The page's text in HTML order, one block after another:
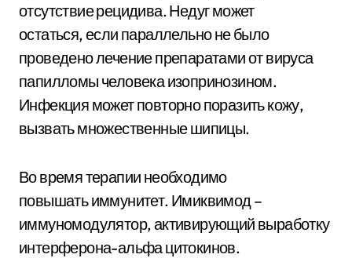
отсутствие рецидива. Недуг может
остаться, если параллельно не было
проведено лечение препаратами от вируса
папилломы человека изопринозином.
Инфекция может повторно поразить кожу,
вызвать множественные шипицы.
Во время терапии необходимо
повышать иммунитет. Имиквимод –
иммуномодулятор, активирующий выработку
интерферона-альфа цитокинов.